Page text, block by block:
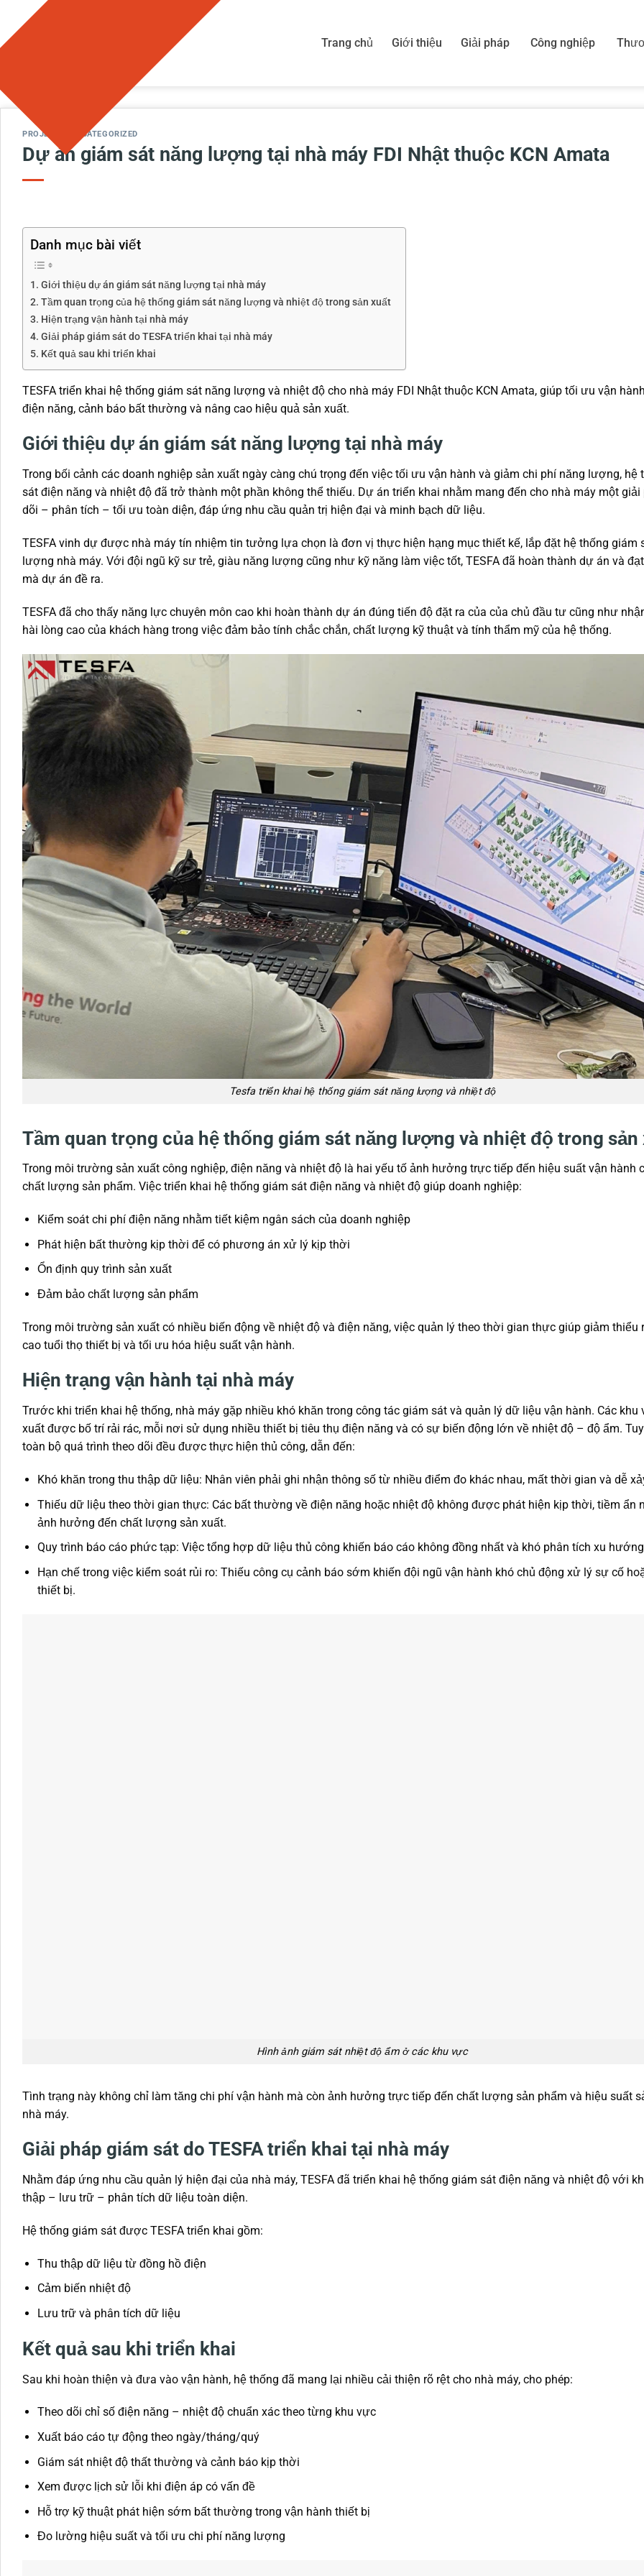
qua
nội
Trang chủ Giới thiệu Giải pháp Công nghiệp
PROJECTS UNCATEGORIZED
Dự án giám sát năng lượng tại nhà máy FDI Nhật thuộc KCN Amata
Danh mục bài viết
Giới thiệu dự án giám sát năng lượng tại nhà máy
Tầm quan trọng của hệ thống giám sát năng lượng và nhiệt độ trong sản xuất
Hiện trạng vận hành tại nhà máy
Giải pháp giám sát do TESFA triển khai tại nhà máy
Kết quả sau khi triển khai
TESFA triển khai hệ thống giám sát năng lượng và nhiệt độ cho nhà máy FDI Nhật thuộc KCN Amata, giúp tối ưu vận
điện năng, cảnh báo bất thường và nâng cao hiệu quả sản xuất.
Giới thiệu dự án giám sát năng lượng tại nhà máy
Trong bối cảnh các doanh nghiệp sản xuất ngày càng chú trọng đến việc tối ưu vận hành và giảm chi phí năng lượng, hệ
sát điện năng và nhiệt độ đã trở thành một phần không thể thiếu. Dự án triển khai nhằm mang đến cho nhà máy một giải
dõi – phân tích – tối ưu toàn diện, đáp ứng nhu cầu quản trị hiện đại và minh bạch dữ liệu.
TESFA vinh dự được nhà máy tín nhiệm tin tưởng lựa chọn là đơn vị thực hiện hạng mục thiết kế, lắp đặt hệ thống giám
lượng nhà máy. Với đội ngũ kỹ sư trẻ, giàu năng lượng cũng như kỹ năng làm việc tốt, TESFA đã hoàn thành dự án và
mà dự án đề ra.
TESFA đã cho thấy năng lực chuyên môn cao khi hoàn thành dự án đúng tiến độ đặt ra của của chủ đầu tư cũng như
hài lòng cao của khách hàng trong việc đảm bảo tính chắc chắn, chất lượng kỹ thuật và tính thẩm mỹ của hệ thống.
Tesfa triển khai hệ thống giám sát năng lượng và nhiệt độ
Tầm quan trọng của hệ thống giám sát năng lượng và nhiệt độ trong sản
Trong môi trường sản xuất công nghiệp, điện năng và nhiệt độ là hai yếu tố ảnh hưởng trực tiếp đến hiệu suất vận hành
chất lượng sản phẩm. Việc triển khai hệ thống giám sát điện năng và nhiệt độ giúp doanh nghiệp:
Kiểm soát chi phí điện năng nhằm tiết kiệm ngân sách của doanh nghiệp
Phát hiện bất thường kịp thời để có phương án xử lý kịp thời
Ổn định quy trình sản xuất
Đảm bảo chất lượng sản phẩm
Trong môi trường sản xuất có nhiều biến động về nhiệt độ và điện năng, việc quản lý theo thời gian thực giúp giảm thiểu
cao tuổi thọ thiết bị và tối ưu hóa hiệu suất vận hành.
Hiện trạng vận hành tại nhà máy
Trước khi triển khai hệ thống, nhà máy gặp nhiều khó khăn trong công tác giám sát và quản lý dữ liệu vận hành. Các khu
xuất được bố trí rải rác, mỗi nơi sử dụng nhiều thiết bị tiêu thụ điện năng và có sự biến động lớn về nhiệt độ – độ ẩm.
toàn bộ quá trình theo dõi đều được thực hiện thủ công, dẫn đến:
Khó khăn trong thu thập dữ liệu: Nhân viên phải ghi nhận thông số từ nhiều điểm đo khác nhau, mất thời gian và dễ
Thiếu dữ liệu theo thời gian thực: Các bất thường về điện năng hoặc nhiệt độ không được phát hiện kịp thời, tiềm ẩn
ảnh hưởng đến chất lượng sản xuất.
Quy trình báo cáo phức tạp: Việc tổng hợp dữ liệu thủ công khiến báo cáo không đồng nhất và khó phân tích xu
Hạn chế trong việc kiểm soát rủi ro: Thiếu công cụ cảnh báo sớm khiến đội ngũ vận hành khó chủ động xử lý sự cố
thiết bị.
Hình ảnh giám sát nhiệt độ ẩm ở các khu vực
Tình trạng này không chỉ làm tăng chi phí vận hành mà còn ảnh hưởng trực tiếp đến chất lượng sản phẩm và hiệu suất
nhà máy.
Giải pháp giám sát do TESFA triển khai tại nhà máy
Nhằm đáp ứng nhu cầu quản lý hiện đại của nhà máy, TESFA đã triển khai hệ thống giám sát điện năng và nhiệt độ với
thập – lưu trữ – phân tích dữ liệu toàn diện.
Hệ thống giám sát được TESFA triển khai gồm:
Thu thập dữ liệu từ đồng hồ điện
Cảm biến nhiệt độ
Lưu trữ và phân tích dữ liệu
Kết quả sau khi triển khai
Sau khi hoàn thiện và đưa vào vận hành, hệ thống đã mang lại nhiều cải thiện rõ rệt cho nhà máy, cho phép:
Theo dõi chỉ số điện năng – nhiệt độ chuẩn xác theo từng khu vực
Xuất báo cáo tự động theo ngày/tháng/quý
Giám sát nhiệt độ thất thường và cảnh báo kịp thời
Xem được lịch sử lỗi khi điện áp có vấn đề
Hỗ trợ kỹ thuật phát hiện sớm bất thường trong vận hành thiết bị
Đo lường hiệu suất và tối ưu chi phí năng lượng